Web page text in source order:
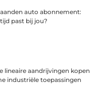
auto abonnement:
past bij jou?
lineaire aandrijvingen kopen
industriële toepassingen